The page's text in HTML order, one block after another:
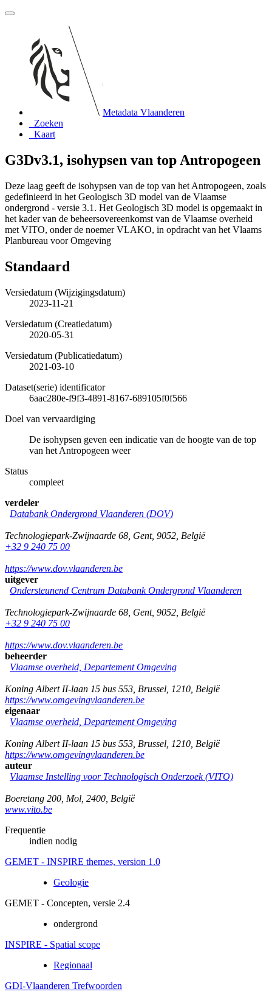
Metadata Vlaanderen
Zoeken
Kaart
G3Dv3.1, isohypsen van top Antropogeen
Deze laag geeft de isohypsen van de top van het Antropogeen, zoals
gedefinieerd in het Geologisch 3D model van de Vlaamse
ondergrond - versie 3.1. Het Geologisch 3D model is opgemaakt in
het kader van de beheersovereenkomst van de Vlaamse overheid
met VITO, onder de noemer VLAKO, in opdracht van het Vlaams
Planbureau voor Omgeving
Standaard
Versiedatum (Wijzigingsdatum)
2023-11-21
Versiedatum (Creatiedatum)
2020-05-31
Versiedatum (Publicatiedatum)
2021-03-10
Dataset(serie) identificator
6aac280e-f9f3-4891-8167-689105f0f566
Doel van vervaardiging
De isohypsen geven een indicatie van de hoogte van de top
van het Antropogeen weer
Status
compleet
verdeler
Databank Ondergrond Vlaanderen (DOV)
Technologiepark-Zwijnaarde 68 Gent, 9052 België
+32 9 240 75 00
https://www.dov.vlaanderen.be
uitgever
Ondersteunend Centrum Databank Ondergrond Vlaanderen
Technologiepark-Zwijnaarde 68 Gent, 9052 België
+32 9 240 75 00
https://www.dov.vlaanderen.be
beheerder
Vlaamse overheid, Departement Omgeving
Koning Albert II-laan 15 bus 553 Brussel 1210 België
https://www.omgevingvlaanderen.be
eigenaar
Vlaamse overheid, Departement Omgeving
Koning Albert II-laan 15 bus 553 Brussel 1210 België
https://www.omgevingvlaanderen.be
auteur
Vlaamse Instelling voor Technologisch Onderzoek (VITO)
Boeretang 200 Mol 2400 België
www.vito.be
Frequentie
indien nodig
GEMET - INSPIRE themes, version 1.0
Geologie
GEMET - Concepten, versie 2.4
ondergrond
INSPIRE - Spatial scope
Regionaal
GDI-Vlaanderen Trefwoorden